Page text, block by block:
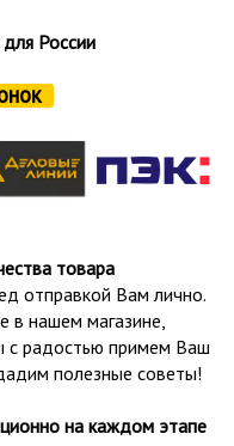
России
товара
отправкой Вам лично.
в нашем магазине,
с радостью примем Ваш
полезные советы!
на каждом этапе